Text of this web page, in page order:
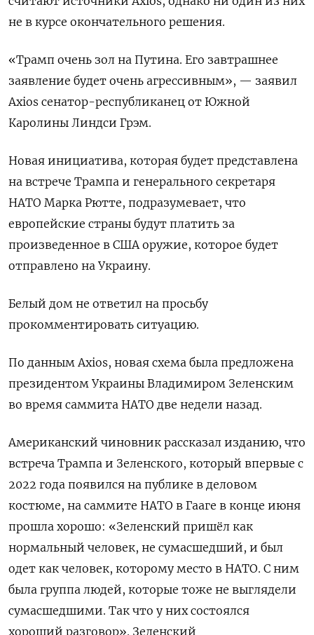
не в курсе окончательного решения.
«Трамп очень зол на Путина. Его завтрашнее
заявление будет очень агрессивным», — заявил
Axios сенатор-республиканец от Южной
Каролины Линдси Грэм.
Новая инициатива, которая будет представлена
на встрече Трампа и генерального секретаря
НАТО Марка Рютте, подразумевает, что
европейские страны будут платить за
произведенное в США оружие, которое будет
отправлено на Украину.
Белый дом не ответил на просьбу
прокомментировать ситуацию.
По данным Axios, новая схема была предложена
президентом Украины Владимиром Зеленским
во время саммита НАТО две недели назад.
Американский чиновник рассказал изданию, что
встреча Трампа и Зеленского, который впервые с
2022 года появился на публике в деловом
костюме, на саммите НАТО в Гааге в конце июня
прошла хорошо: «Зеленский пришёл как
нормальный человек, не сумасшедший, и был
одет как человек, которому место в НАТО. С ним
была группа людей, которые тоже не выглядели
сумасшедшими. Так что у них состоялся
хороший разговор». Зеленский